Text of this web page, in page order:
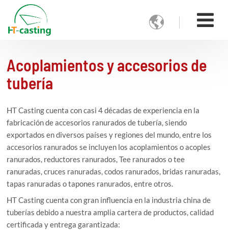

Acoplamientos y accesorios de
tubería
HT Casting cuenta con casi 4 décadas de experiencia en la
fabricación de accesorios ranurados de tubería, siendo
exportados en diversos países y regiones del mundo, entre los
accesorios ranurados se incluyen los acoplamientos o acoples
ranurados, reductores ranurados, Tee ranurados o tee
ranuradas, cruces ranuradas, codos ranurados, bridas ranuradas,
tapas ranuradas o tapones ranurados, entre otros.
HT Casting cuenta con gran influencia en la industria china de
tuberías debido a nuestra amplia cartera de productos, calidad
certificada y entrega garantizada: